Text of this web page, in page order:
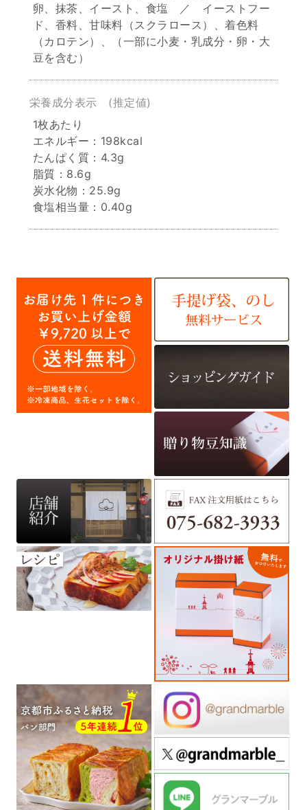
卵、抹茶、イースト、食塩 ／ イーストフー
ド、香料、甘味料（スクラロース）、着色料
（カロテン）、（一部に小麦・乳成分・卵・大
豆を含む）
栄養成分表示 (推定値)
1枚あたり
エネルギー：198kcal
たんぱく質：4.3g
脂質：8.6g
炭水化物：25.9g
食塩相当量：0.40g